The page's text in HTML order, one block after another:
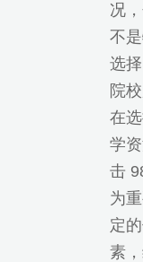
况
不
选
院
在
学
击
为
定
素